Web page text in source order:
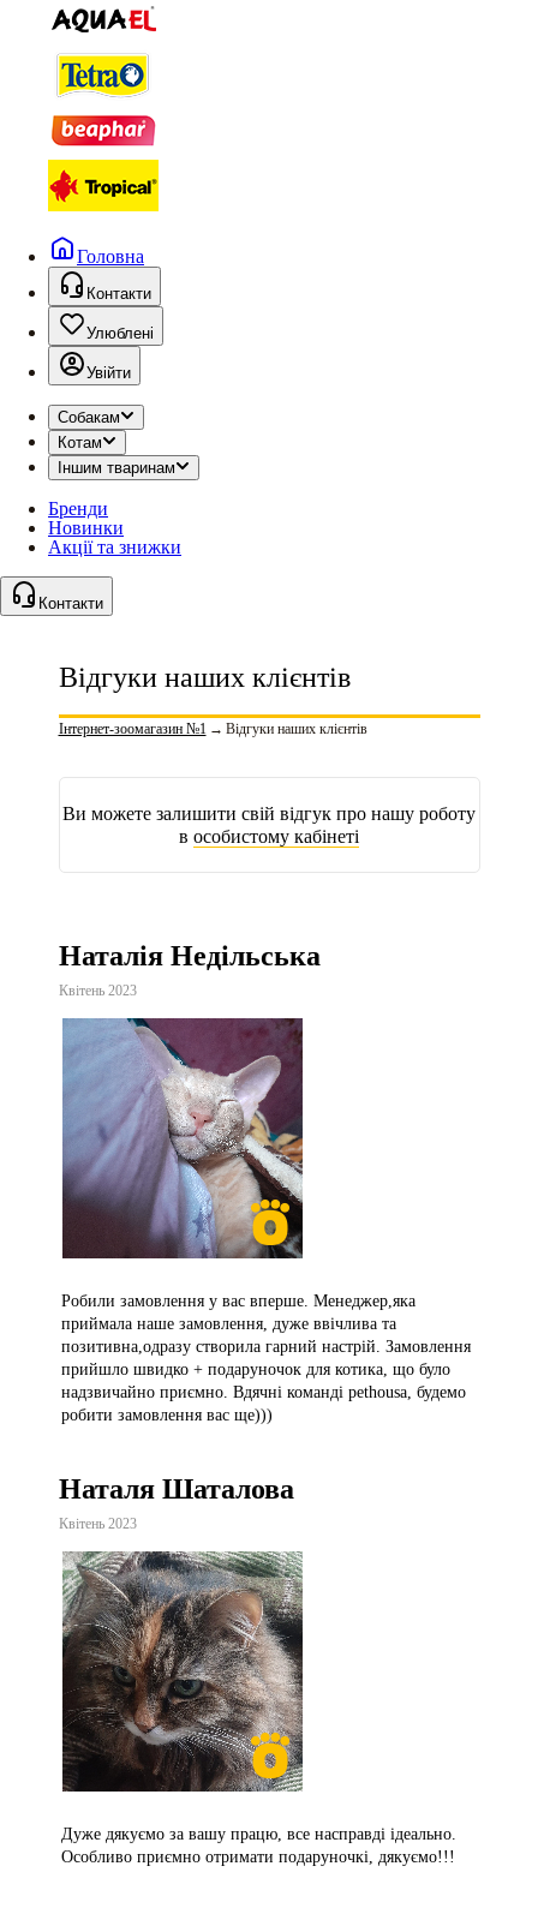
Головна
Контакти
Улюблені
Увійти
Собакам
Котам
Іншим тваринам
Бренди
Новинки
Акції та знижки
Контакти
Відгуки наших клієнтів
Інтернет-зоомагазин №1 → Відгуки наших клієнтів
Ви можете залишити свій відгук про нашу роботу
в особистому кабінеті
Наталія Недільська
Квітень 2023
Робили замовлення у вас вперше. Менеджер,яка
приймала наше замовлення, дуже ввічлива та
позитивна,одразу створила гарний настрій. Замовлення
прийшло швидко + подаруночок для котика, що було
надзвичайно приємно. Вдячні команді pethousa, будемо
робити замовлення вас ще)))
Наталя Шаталова
Квітень 2023
Дуже дякуємо за вашу працю, все насправді ідеально.
Особливо приємно отримати подаруночкі, дякуємо!!!